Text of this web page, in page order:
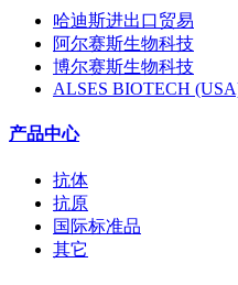
哈迪斯进出口贸易
阿尔赛斯生物科技
博尔赛斯生物科技
ALSES BIOTECH
产品中心
抗体
抗原
国际标准品
其它